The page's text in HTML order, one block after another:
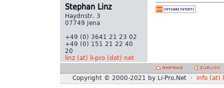
Stephan Linz
Haydnstr. 3
07749 Jena
+49 (0) 3641 21 23 02
+49 (0) 151 21 22 40
20
linz (at) li-pro (dot) net
Copyright © 2000-2021 by Li-Pro.Net · info (at)